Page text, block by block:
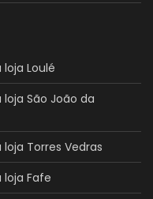
Loulé
São João da
Torres Vedras
Fafe